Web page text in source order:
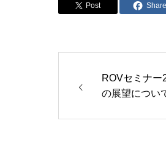
Post
ROVセミナ
の展望につい